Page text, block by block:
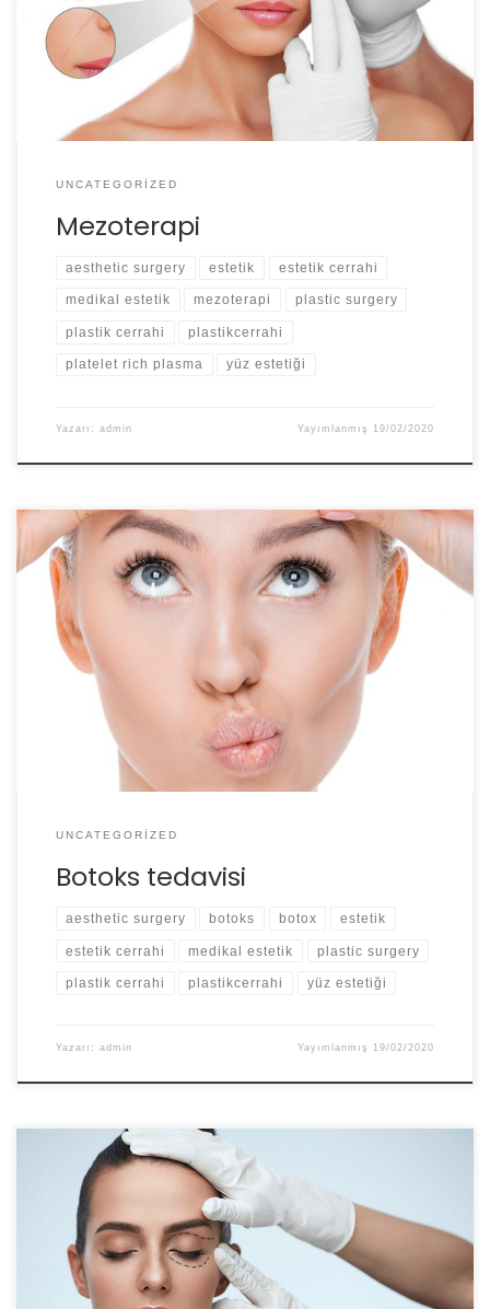
gerilme sağlamak mümkün olsa da cildin yaşlanmasını
ameliyatlar ile geriye çevirmek mümkün değil.
UNCATEGORIZED
Mezoterapi
aesthetic surgery estetik estetik cerrahi
medikal estetik mezoterapi plastic surgery
plastik cerrahi plastikcerrahi
platelet rich plasma yüz estetiği
Yazarı: admin Yayımlanmış 19/02/2020
Botox bence son yüzyılda kullanıma giren en önemli
ilaçlardan biridir. Her güçlü araçta olduğu gibi botox da
doğru ellerde mucizeler yaratabilirken yanlış ellerde çok
kötü sonuçlara neden olabilmektedir.
UNCATEGORIZED
Botoks tedavisi
aesthetic surgery botoks botox estetik
estetik cerrahi medikal estetik plastic surgery
plastik cerrahi plastikcerrahi yüz estetiği
Yazarı: admin Yayımlanmış 19/02/2020
Göz çevresi bir bütündür. Yaşlanma sürecinde bu
bölgede ortaya çıkan sorunların sorumlusu nadiren tek
başınadır. Üst göz kapağı da buna bir örnektir.